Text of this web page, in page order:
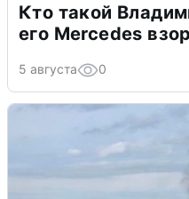
Кто такой
его Mercedes
5 августа 0